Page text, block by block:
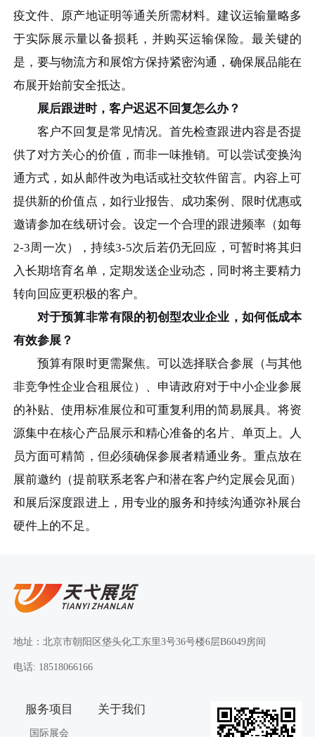
疫文件、原产地证明等通关所需材料。建议运输量略多
于实际展示量以备损耗，并购买运输保险。最关键的
是，要与物流方和展馆方保持紧密沟通，确保展品能在
布展开始前安全抵达。
展后跟进时，客户迟迟不回复怎么办？
客户不回复是常见情况。首先检查跟进内容是否提
供了对方关心的价值，而非一味推销。可以尝试变换沟
通方式，如从邮件改为电话或社交软件留言。内容上可
提供新的价值点，如行业报告、成功案例、限时优惠或
邀请参加在线研讨会。设定一个合理的跟进频率（如每
2-3周一次），持续3-5次后若仍无回应，可暂时将其归
入长期培育名单，定期发送企业动态，同时将主要精力
转向回应更积极的客户。
对于预算非常有限的初创型农业企业，如何低成本
有效参展？
预算有限时更需聚焦。可以选择联合参展（与其他
非竞争性企业合租展位）、申请政府对于中小企业参展
的补贴、使用标准展位和可重复利用的简易展具。将资
源集中在核心产品展示和精心准备的名片、单页上。人
员方面可精简，但必须确保参展者精通业务。重点放在
展前邀约（提前联系老客户和潜在客户约定展会见面）
和展后深度跟进上，用专业的服务和持续沟通弥补展台
硬件上的不足。
地址：北京市朝阳区垡头化工东里3号36号楼6层B6049房间
电话: 18518066166
服务项目
国际展会
关于我们